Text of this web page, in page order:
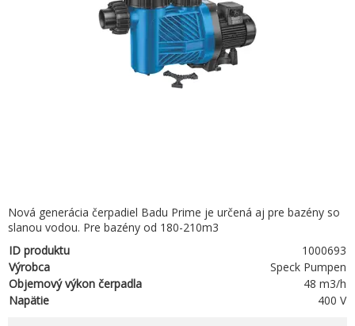
Nová generácia čerpadiel Badu Prime je určená aj pre bazény so
slanou vodou. Pre bazény od 180-210m3
ID produktu
1000693
Výrobca
Speck Pumpen
Objemový výkon čerpadla
48 m3/h
Napätie
400 V